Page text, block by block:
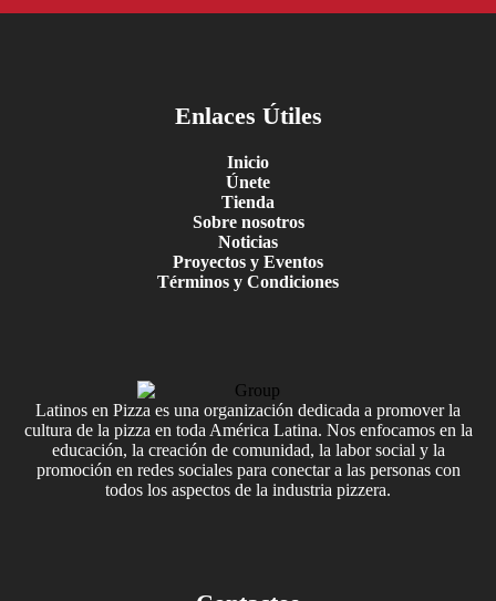
Enlaces Útiles
Inicio
Únete
Tienda
Sobre nosotros
Noticias
Proyectos y Eventos
Términos y Condiciones
Latinos en Pizza es una organización dedicada a promover la
cultura de la pizza en toda América Latina. Nos enfocamos en la
educación, la creación de comunidad, la labor social y la
promoción en redes sociales para conectar a las personas con
todos los aspectos de la industria pizzera.